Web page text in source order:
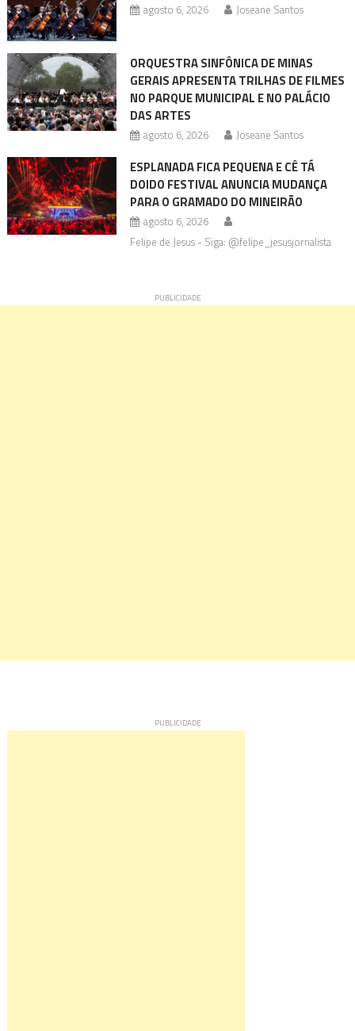
agosto 6, 2026 Joseane Santos
ORQUESTRA SINFÔNICA DE MINAS
GERAIS APRESENTA TRILHAS DE FILMES
NO PARQUE MUNICIPAL E NO PALÁCIO
DAS ARTES
agosto 6, 2026 Joseane Santos
ESPLANADA FICA PEQUENA E CÊ TÁ
DOIDO FESTIVAL ANUNCIA MUDANÇA
PARA O GRAMADO DO MINEIRÃO
agosto 6, 2026
Felipe de Jesus - Siga: @felipe_jesusjornalista